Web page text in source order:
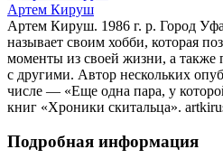
Артем Кируш
Артем Кируш. 1986 г. р. Город
называет своим хобби, которая
моменты из своей жизни, а
с другими. Автор нескольких
числе — «Еще одна пара, у
книг «Хроники скитальца».
Подробная информация